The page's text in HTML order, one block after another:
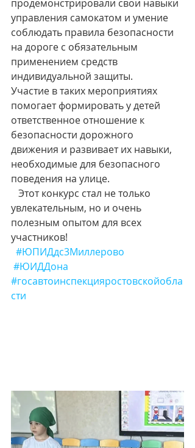
продемонстрировали свои навыки
управления самокатом и умение
соблюдать правила безопасности
на дороге с обязательным
применением средств
индивидуальной защиты.
Участие в таких мероприятиях
помогает формировать у детей
ответственное отношение к
безопасности дорожного
движения и развивает их навыки,
необходимые для безопасного
поведения на улице.
увлекательным, но и очень
полезным опытом для всех
участников!
#ЮПИДдс3Миллерово
#ЮИДДона
#госавтоинспекцияростовскойобла
сти